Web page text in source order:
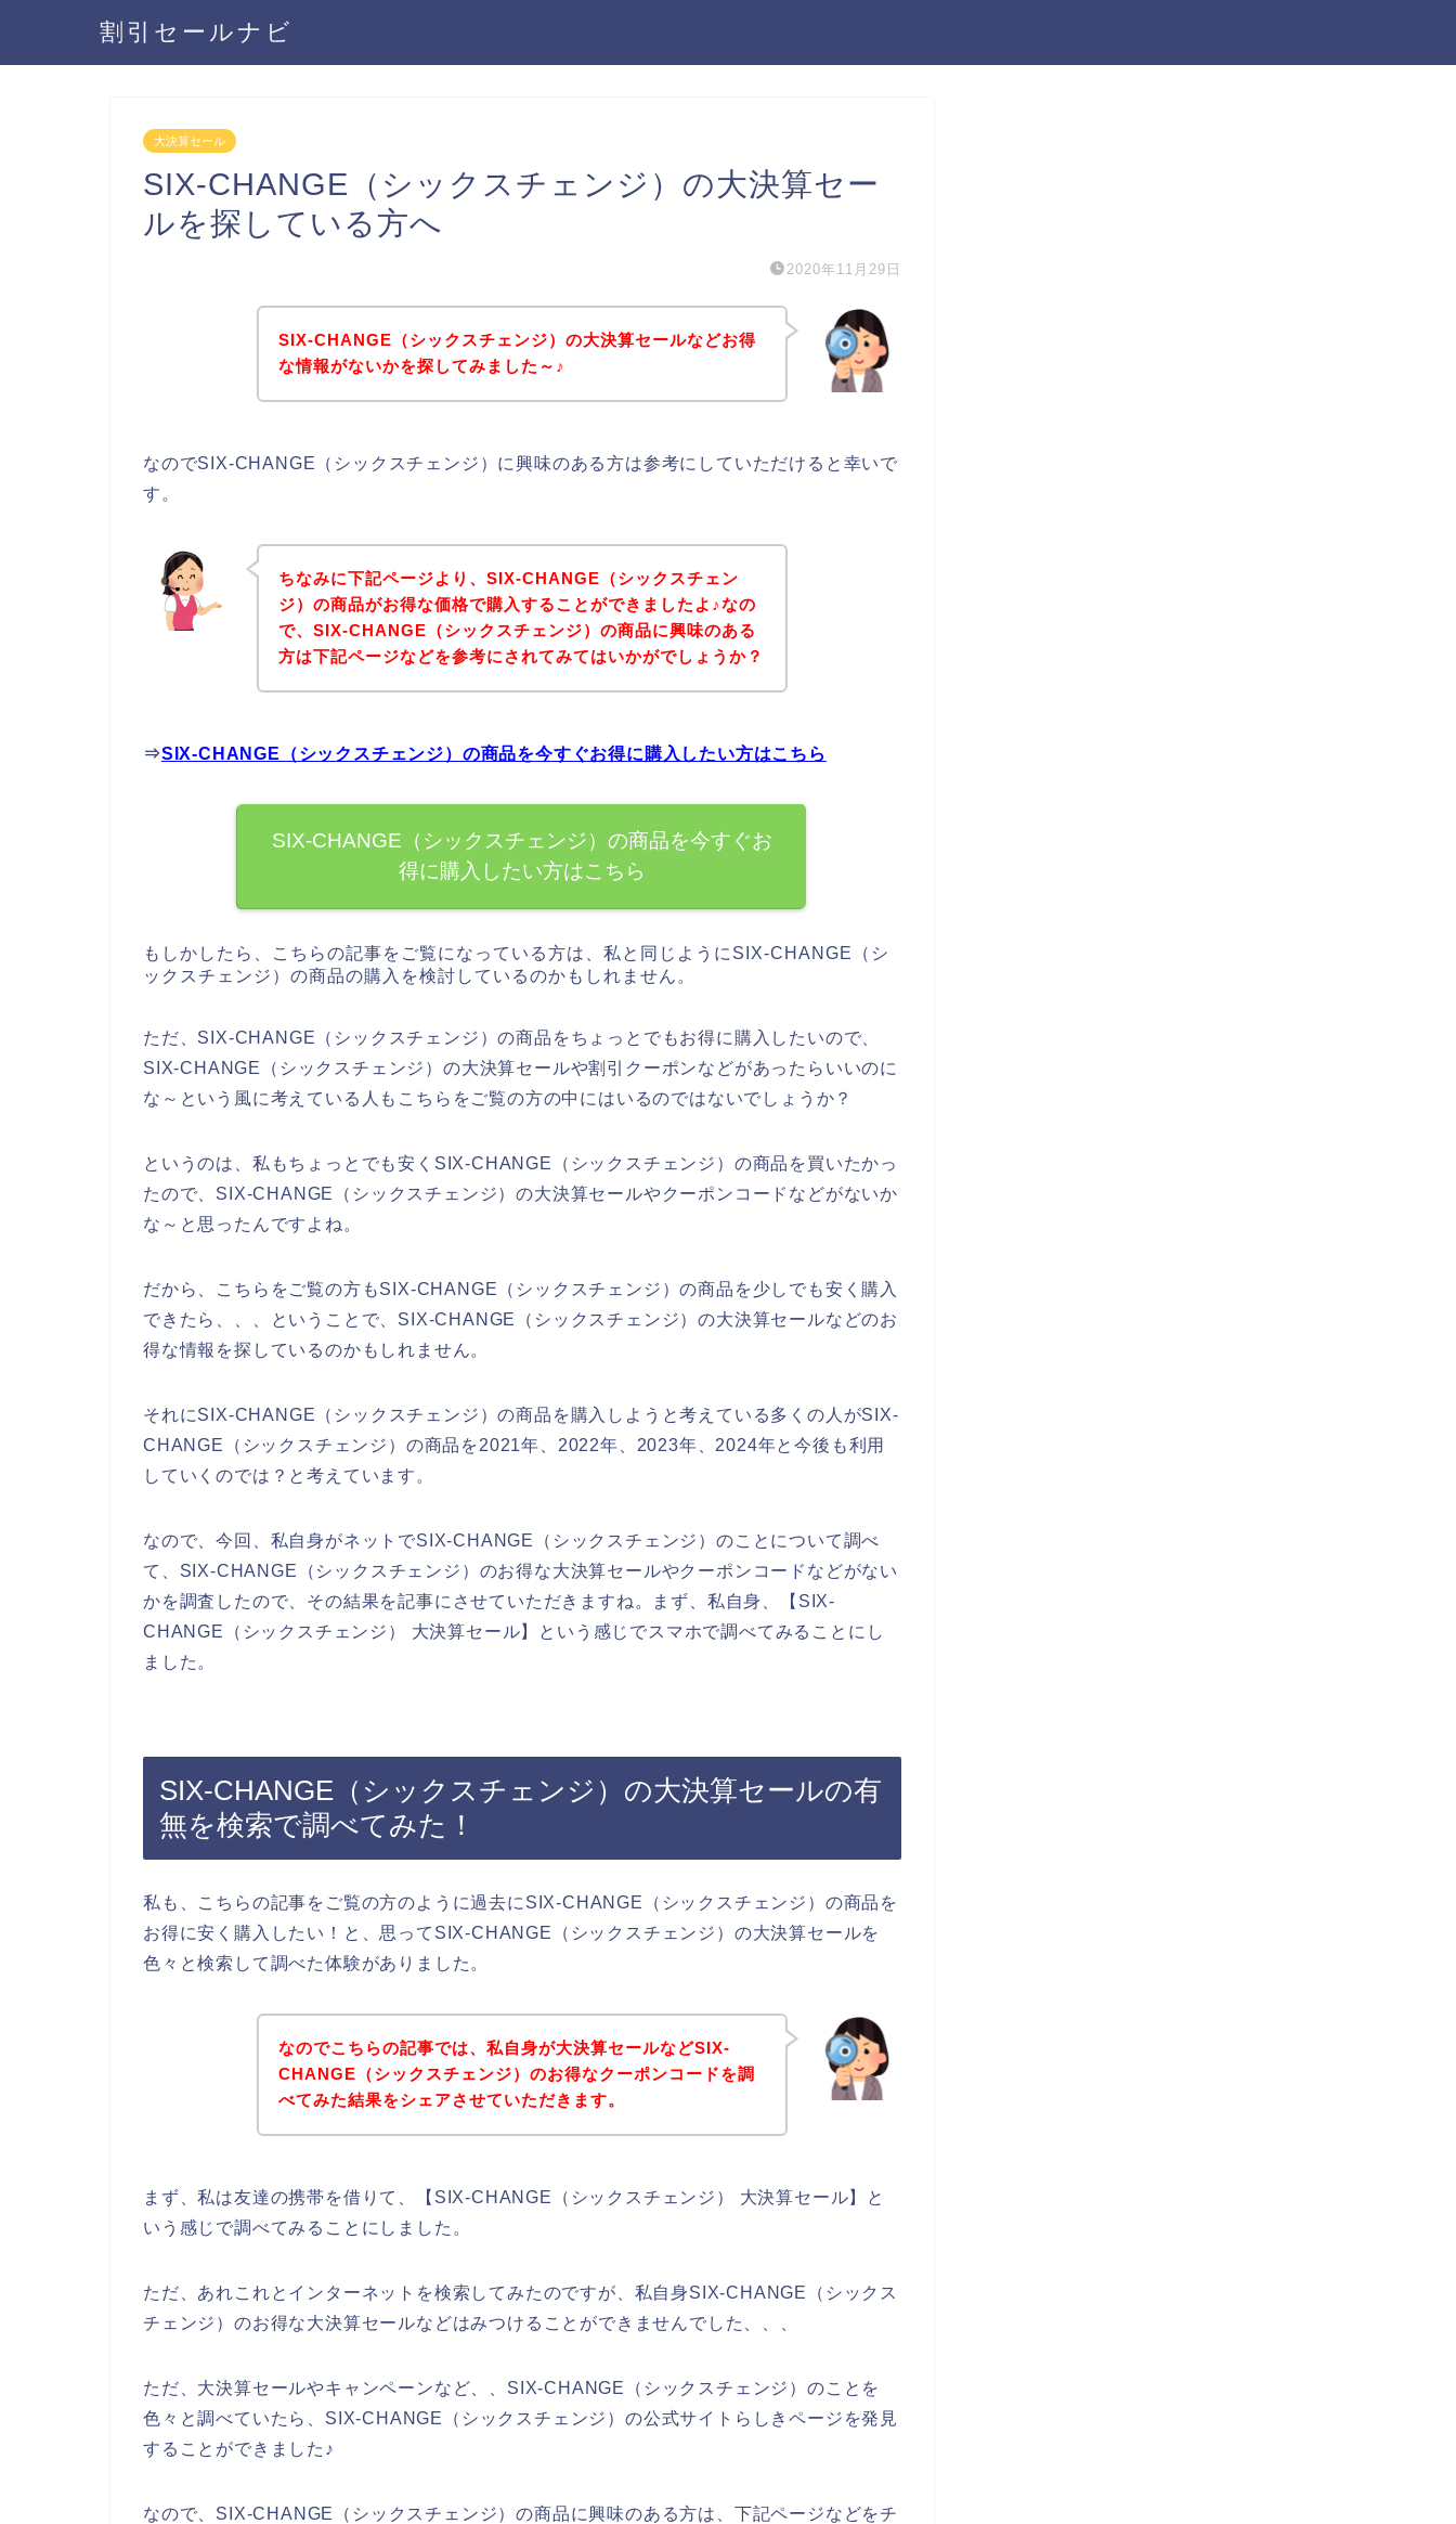
割引セールナビ
大決算セール
SIX-CHANGE（シックスチェンジ）の大決算セー
ルを探している方へ
2020年11月29日
SIX-CHANGE（シックスチェンジ）の大決算セールなどお得
な情報がないかを探してみました～♪
なのでSIX-CHANGE（シックスチェンジ）に興味のある方は参考にしていただけると幸いで
す。
ちなみに下記ページより、SIX-CHANGE（シックスチェン
ジ）の商品がお得な価格で購入することができましたよ♪なの
で、SIX-CHANGE（シックスチェンジ）の商品に興味のある
方は下記ページなどを参考にされてみてはいかがでしょうか？
⇒SIX-CHANGE（シックスチェンジ）の商品を今すぐお得に購入したい方はこちら
SIX-CHANGE（シックスチェンジ）の商品を今すぐお
得に購入したい方はこちら
もしかしたら、こちらの記事をご覧になっている方は、私と同じようにSIX-CHANGE（シ
ックスチェンジ）の商品の購入を検討しているのかもしれません。
ただ、SIX-CHANGE（シックスチェンジ）の商品をちょっとでもお得に購入したいので、
SIX-CHANGE（シックスチェンジ）の大決算セールや割引クーポンなどがあったらいいのに
な～という風に考えている人もこちらをご覧の方の中にはいるのではないでしょうか？
というのは、私もちょっとでも安くSIX-CHANGE（シックスチェンジ）の商品を買いたかっ
たので、SIX-CHANGE（シックスチェンジ）の大決算セールやクーポンコードなどがないか
な～と思ったんですよね。
だから、こちらをご覧の方もSIX-CHANGE（シックスチェンジ）の商品を少しでも安く購入
できたら、、、ということで、SIX-CHANGE（シックスチェンジ）の大決算セールなどのお
得な情報を探しているのかもしれません。
それにSIX-CHANGE（シックスチェンジ）の商品を購入しようと考えている多くの人がSIX-
CHANGE（シックスチェンジ）の商品を2021年、2022年、2023年、2024年と今後も利用
していくのでは？と考えています。
なので、今回、私自身がネットでSIX-CHANGE（シックスチェンジ）のことについて調べ
て、SIX-CHANGE（シックスチェンジ）のお得な大決算セールやクーポンコードなどがない
かを調査したので、その結果を記事にさせていただきますね。まず、私自身、【SIX-
CHANGE（シックスチェンジ） 大決算セール】という感じでスマホで調べてみることにし
ました。
SIX-CHANGE（シックスチェンジ）の大決算セールの有
無を検索で調べてみた！
私も、こちらの記事をご覧の方のように過去にSIX-CHANGE（シックスチェンジ）の商品を
お得に安く購入したい！と、思ってSIX-CHANGE（シックスチェンジ）の大決算セールを
色々と検索して調べた体験がありました。
なのでこちらの記事では、私自身が大決算セールなどSIX-
CHANGE（シックスチェンジ）のお得なクーポンコードを調
べてみた結果をシェアさせていただきます。
まず、私は友達の携帯を借りて、【SIX-CHANGE（シックスチェンジ） 大決算セール】と
いう感じで調べてみることにしました。
ただ、あれこれとインターネットを検索してみたのですが、私自身SIX-CHANGE（シックス
チェンジ）のお得な大決算セールなどはみつけることができませんでした、、、
ただ、大決算セールやキャンペーンなど、、SIX-CHANGE（シックスチェンジ）のことを
色々と調べていたら、SIX-CHANGE（シックスチェンジ）の公式サイトらしきページを発見
することができました♪
なので、SIX-CHANGE（シックスチェンジ）の商品に興味のある方は、下記ページなどをチ